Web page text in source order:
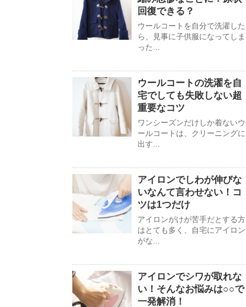
回復できる？
ウールコートを自分で洗濯した
ら、見事に子供服になってしま
った...
ウールコートの洗濯を自
宅でしても失敗しない超
重要なコツ
ワンシーズンだけしか着ないウ
ールコートは、クリーニングに
出す...
アイロンでしわが伸びな
いなんて言わせない！コ
ツは1つだけ
アイロンがけが苦手だとする方
はとても多く、自宅にアイロン
がな...
アイロンでシワが取れな
い！そんなお悩みは○○で
一発解消！